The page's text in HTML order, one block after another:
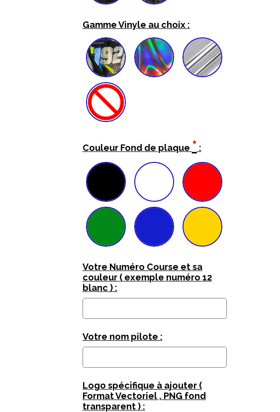
Gamme Vinyle au choix :
Couleur Fond de plaque * :
Votre Numéro Course et sa
couleur ( exemple numéro 12
blanc ) :
Votre nom pilote :
Logo spécifique à ajouter (
Format Vectoriel , PNG fond
transparent ) :